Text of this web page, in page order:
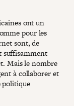
ont un
pour les
sont, de
suffisamment
Mais le nombre
à collaborer et
politique